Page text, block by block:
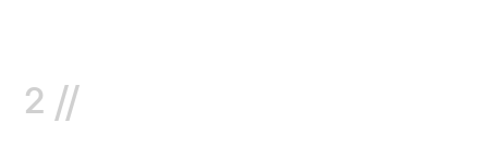
2 //